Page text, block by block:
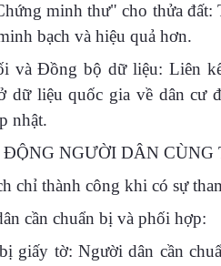
minh thư" cho thửa
bạch và hiệu quả hơn.
và Đồng bộ dữ liệu: Liên
dữ liệu quốc gia về dân cư
nhật.
NGƯỜI DÂN CÙNG
chỉ thành công khi có sự
cần chuẩn bị và phối hợp:
giấy tờ: Người dân cần